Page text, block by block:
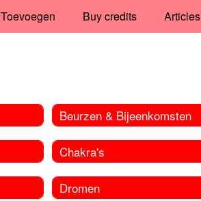
Toevoegen Buy credits Articles
Beurzen & Bijeenkomsten
Chakra's
Dromen